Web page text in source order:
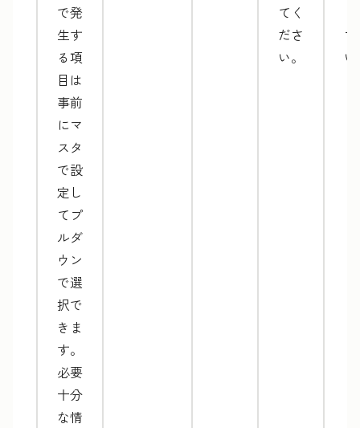
で発
生す
る項
目は
事前
にマ
スタ
で設
定し
てプ
ルダ
ウン
で選
択で
きま
す。
必要
十分
な情
てく
ださ
い。
さ